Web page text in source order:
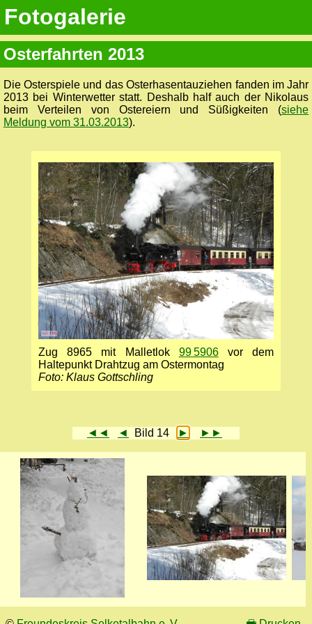
Fotogalerie
Osterfahrten 2013
Die Osterspiele und das Osterhasentauziehen fanden im Jahr
2013 bei Winterwetter statt. Deshalb half auch der Nikolaus
beim Verteilen von Ostereiern und Süßigkeiten (siehe
Meldung vom 31.03.2013).
Zug 8965 mit Malletlok 99 5906vor dem
Haltepunkt Drahtzug am Ostermontag
Foto: Klaus Gottschling
◄◄ ◄ Bild 14 ► ►►